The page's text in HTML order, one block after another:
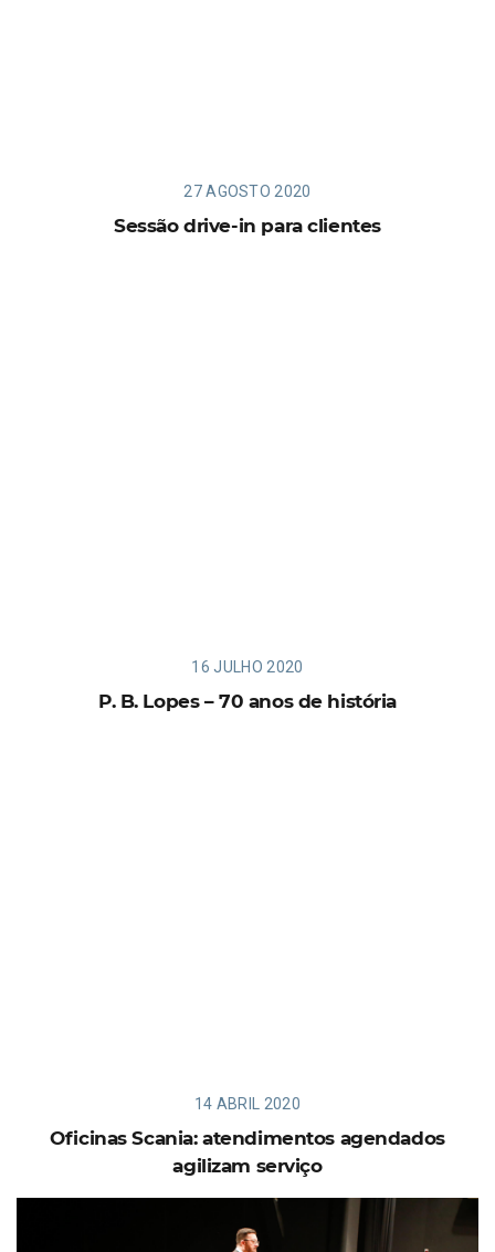
27 AGOSTO 2020
Sessão drive-in para clientes
16 JULHO 2020
P. B. Lopes – 70 anos de história
14 ABRIL 2020
Oficinas Scania: atendimentos agendados
agilizam serviço